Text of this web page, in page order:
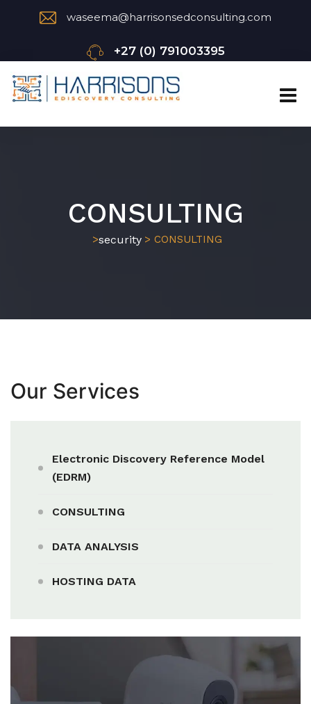
waseema@harrisonsedconsulting.com
+27 (0) 791003395
CONSULTING
>security > CONSULTING
Our Services
Electronic Discovery Reference Model
(EDRM)
CONSULTING
DATA ANALYSIS
HOSTING DATA